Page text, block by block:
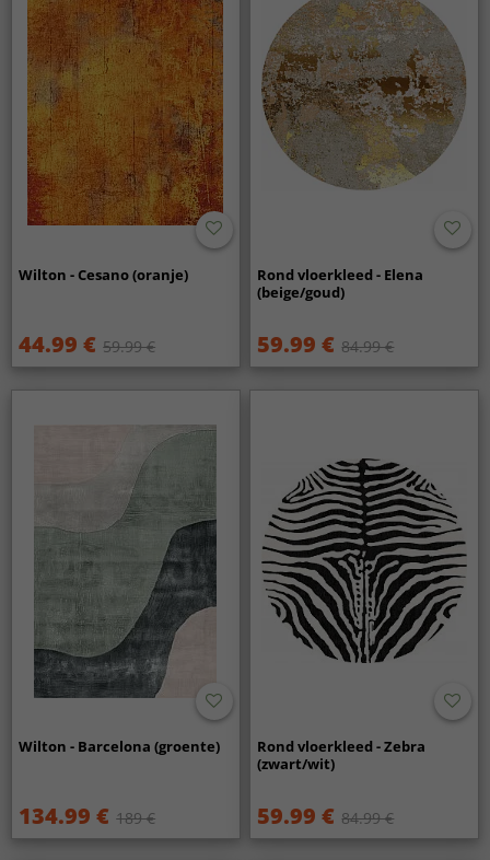
Wilton - Cesano (oranje)
44.99 € 59.99 €
Rond vloerkleed - Elena
(beige/goud)
59.99 € 84.99 €
Wilton - Barcelona (groente)
134.99 € 189 €
Rond vloerkleed - Zebra
(zwart/wit)
59.99 € 84.99 €